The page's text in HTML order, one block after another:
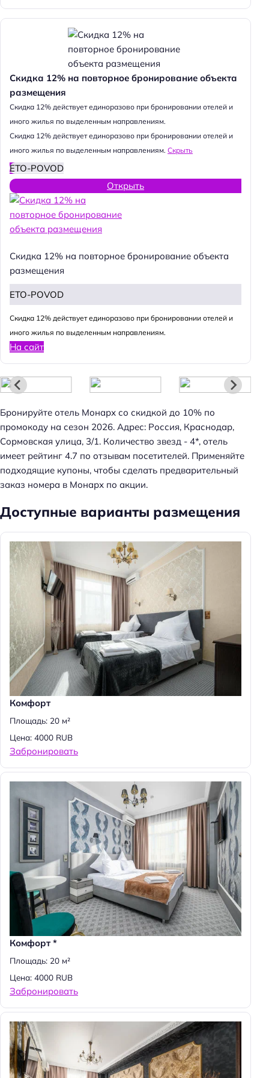
Скидка 12% на повторное бронирование объекта
размещения
Cкидка 12% действует единоразово при бронировании отелей и
иного жилья по выделенным направлениям.
Cкидка 12% действует единоразово при бронировании отелей и
иного жилья по выделенным направлениям. Скрыть
ETO-POVOD
Открыть
Скидка 12% на повторное бронирование объекта
размещения
ETO-POVOD
Cкидка 12% действует единоразово при бронировании отелей и
иного жилья по выделенным направлениям.
На сайт
Бронируйте отель Монарх со скидкой до 10% по
промокоду на сезон 2026. Адрес: Россия, Краснодар,
Сормовская улица, 3/1. Количество звезд - 4*, отель
имеет рейтинг 4.7 по отзывам посетителей. Применяйте
подходящие купоны, чтобы сделать предварительный
заказ номера в Монарх по акции.
Доступные варианты размещения
Комфорт
Площадь: 20 м²
Цена: 4000 RUB
Забронировать
Комфорт *
Площадь: 20 м²
Цена: 4000 RUB
Забронировать
Н